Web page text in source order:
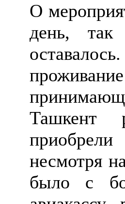
О
день,
Ташкент
несмотря
было с